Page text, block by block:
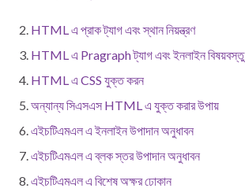
HTML এ প্রাক ট্যাগ এবং স্থান নিয়ন্ত্রণ
HTML এ Pragraph ট্যাগ এবং ইনলাইন বিষয়বস্তু
HTML এ CSS যুক্ত করন
অন্যান্য সিএসএস HTML এ যুক্ত করার উপায়
এইচটিএমএল এ ইনলাইন উপাদান অনুধাবন
এইচটিএমএল এ ব্লক স্তর উপাদান অনুধাবন
এইচটিএমএল এ বিশেষ অক্ষর ঢোকান